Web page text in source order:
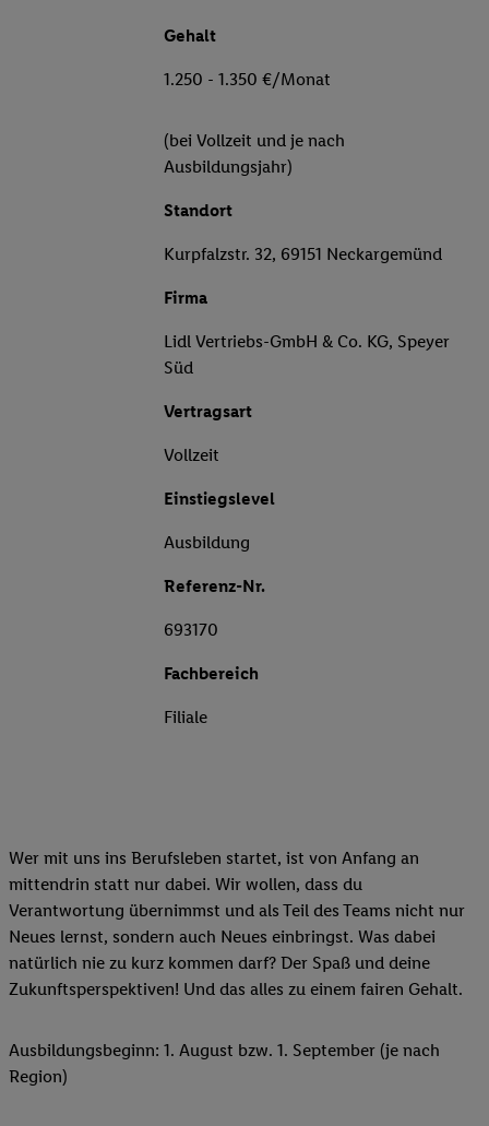
Gehalt
1.250 - 1.350 €/Monat
(bei Vollzeit und je nach
Ausbildungsjahr)
Standort
Kurpfalzstr. 32, 69151 Neckargemünd
Firma
Lidl Vertriebs-GmbH & Co. KG, Speyer
Süd
Vertragsart
Vollzeit
Einstiegslevel
Ausbildung
Referenz-Nr.
693170
Fachbereich
Filiale
Wer mit uns ins Berufsleben startet, ist von Anfang an
mittendrin statt nur dabei. Wir wollen, dass du
Verantwortung übernimmst und als Teil des Teams nicht nur
Neues lernst, sondern auch Neues einbringst. Was dabei
natürlich nie zu kurz kommen darf? Der Spaß und deine
Zukunftsperspektiven! Und das alles zu einem fairen Gehalt.
Ausbildungsbeginn: 1. August bzw. 1. September (je nach
Region)